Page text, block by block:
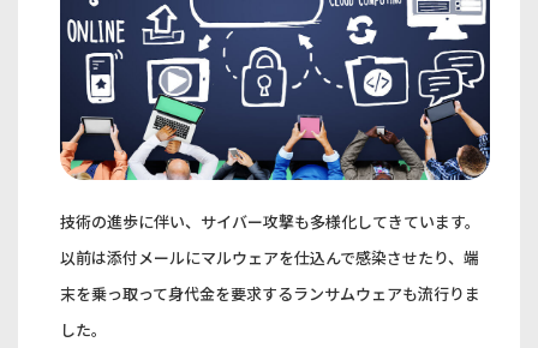
技術の進歩に伴い、サイバー攻撃も多様化してきています。
以前は添付メールにマルウェアを仕込んで感染させたり、端
末を乗っ取って身代金を要求するランサムウェアも流行りま
した。